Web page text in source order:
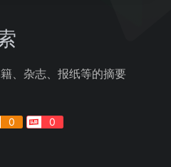
、杂志、报纸等的摘要
0 0